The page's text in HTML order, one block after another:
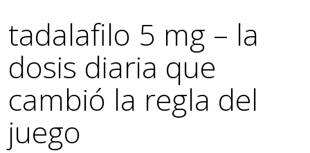
tadalafilo 5 mg – la
dosis diaria que
cambió la regla del
juego